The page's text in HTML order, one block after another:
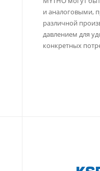
и аналоговыми,
различной
давлением для
конкретных